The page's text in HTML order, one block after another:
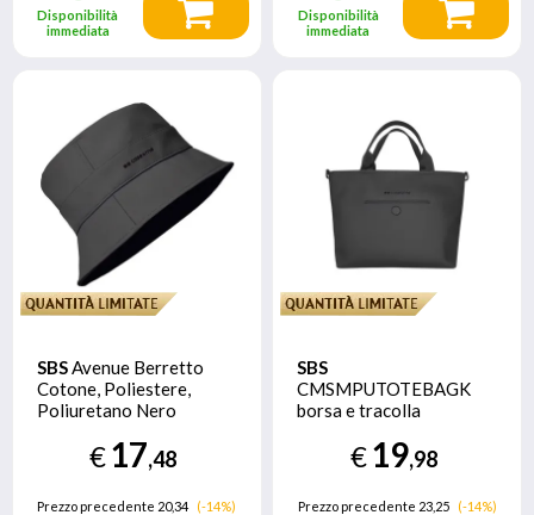
Disponibilità
immediata
Disponibilità
immediata
SBSAvenue Berretto
Cotone, Poliestere,
Poliuretano Nero
€17,48
Prezzo precedente 20,34
(-14%)
SBS
CMSMPUTOTEBAGK
borsa e tracolla
(PU) Nero Borsa tote
€19,98
Prezzo precedente 23,25
(-14%)